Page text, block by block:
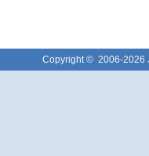
Copyright © 2006-2026